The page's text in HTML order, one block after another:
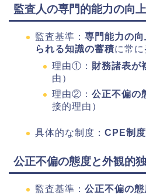
監査人の専門的能力の向
監査基準： 専門能力の
られる知識の蓄積に常に
理由①： 財務諸表が
由）
理由②： 公正不偏の
接的理由）
具体的な制度： CPE制度
公正不偏の態度と外観的
監査基準： 公正不偏の態